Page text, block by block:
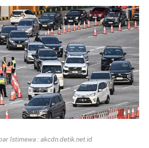
Istimewa : akcdn.detik.net.id